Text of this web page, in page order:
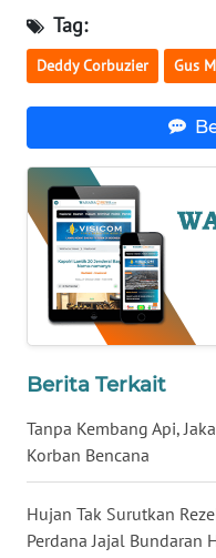
Tag:
Deddy Corbuzier Gus
Berita Terkait
Tanpa Kembang Api,
Korban Bencana
Hujan Tak Surutkan
Perdana Jajal Bundaran
WN
RIAU
WN
WN
JAMBI
WN
SULTRA
WN
NTB
WN
SULTENG
WN
SULBAR